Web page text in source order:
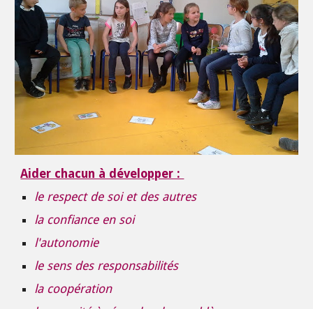
Aider chacun à développer :
le respect de soi et des autres
la confiance en soi
l'autonomie
le sens des responsabilités
la coopération